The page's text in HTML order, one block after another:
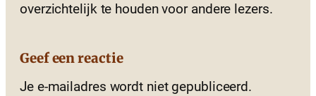
overzichtelijk te houden voor andere lezers.
Geef een reactie
Je e-mailadres wordt niet gepubliceerd.